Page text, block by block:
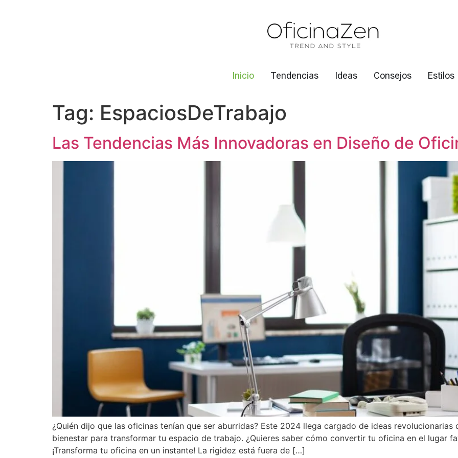
Inicio Tendencias Ideas Consejos Estilos
Tag: EspaciosDeTrabajo
Las Tendencias Más Innovadoras en Diseño de
¿Quién dijo que las oficinas tenían que ser aburridas? Este 2024 llega cargado de ideas
bienestar para transformar tu espacio de trabajo. ¿Quieres saber cómo convertir tu oficina en el lugar
¡Transforma tu oficina en un instante! La rigidez está fuera de […]